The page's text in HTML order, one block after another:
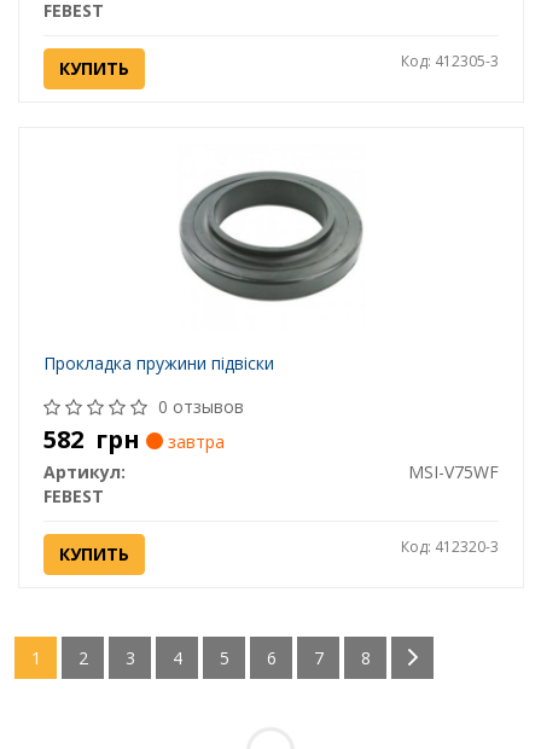
FEBEST
КУПИТЬ Код: 412305-3
Прокладка пружини підвіски
0 отзывов
582 грн
завтра
Артикул:
MSI-V75WF
FEBEST
КУПИТЬ Код: 412320-3
1 2 3 4 5 6 7 8